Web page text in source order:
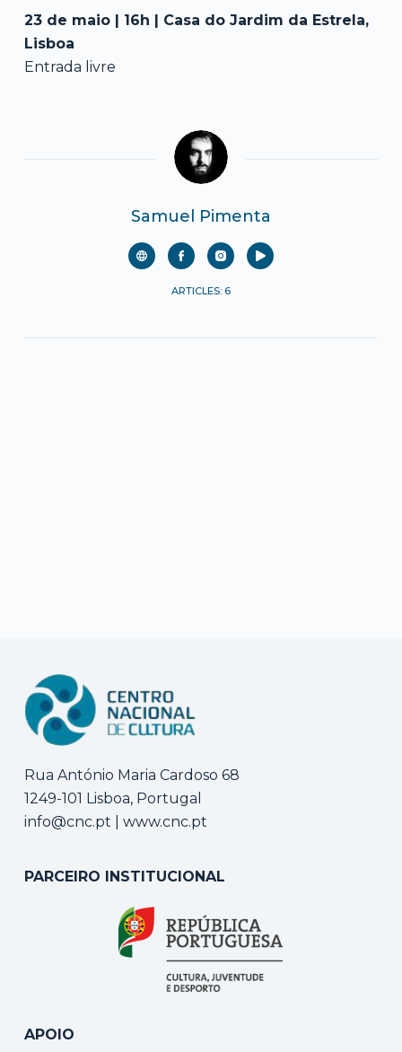
23 de maio | 16h | Casa do Jardim da Estrela,
Lisboa
Entrada livre
Samuel Pimenta
ARTICLES: 6
Rua António Maria Cardoso 68
1249-101 Lisboa, Portugal
info@cnc.pt
www.cnc.pt
PARCEIRO INSTITUCIONAL
APOIO